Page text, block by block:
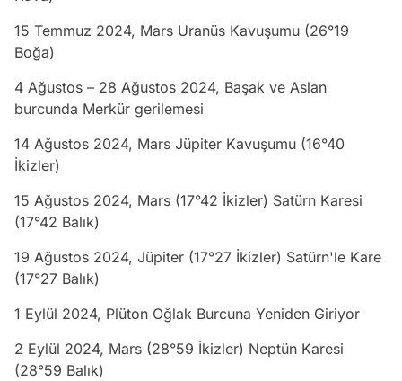
15 Temmuz 2024, Mars Uranüs Kavuşumu (26°19
Boğa)
4 Ağustos – 28 Ağustos 2024, Başak ve Aslan
burcunda Merkür gerilemesi
14 Ağustos 2024, Mars Jüpiter Kavuşumu (16°40
İkizler)
15 Ağustos 2024, Mars (17°42 İkizler) Satürn Karesi
(17°42 Balık)
19 Ağustos 2024, Jüpiter (17°27 İkizler) Satürn'le Kare
(17°27 Balık)
1 Eylül 2024, Plüton Oğlak Burcuna Yeniden Giriyor
2 Eylül 2024, Mars (28°59 İkizler) Neptün Karesi
(28°59 Balık)